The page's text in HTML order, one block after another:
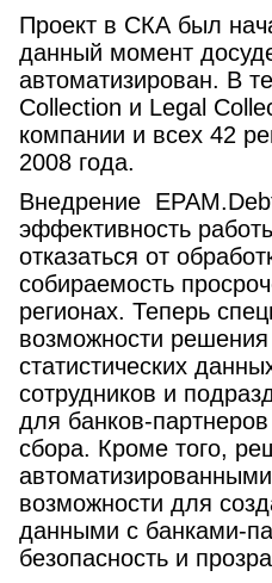
Проект в СКА был
данный момент
автоматизирован. В
Collection и Legal
компании и всех 42
2008 года.
Внедрение
эффективность
отказаться от
собираемость
регионах. Теперь
возможности
статистических
сотрудников и
для банков-
сбора. Кроме того,
возможности для
данными с банками-
безопасность и